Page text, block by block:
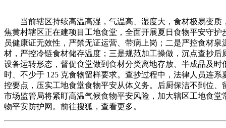
当前辖区持续高温高湿，气温高、湿度大，食材极易变质
焦黄村辖区正在建项目工地食堂，全面开展夏日食物平安守
员健康证无效性，严禁无证运营、带病上岗；二是严控食材
材，严控冷链食材储存温度；三是规范加工操做，沉点查抄
设备运转形态，督促食堂做到食材分类离地存放、半成品及
时、不少于 125 克食物留样要求。查抄过程中，法律人员连
控要点，压实工地食堂食物平安从体义务。后厨保洁不到位
市场监管局将紧盯高温气候食物平安风险，加大辖区工地食
物平安防护网。前往搜狐，查看更多。